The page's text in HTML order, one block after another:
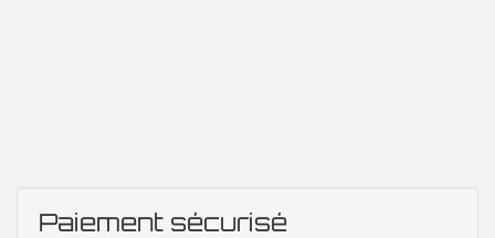
Paiement sécurisé